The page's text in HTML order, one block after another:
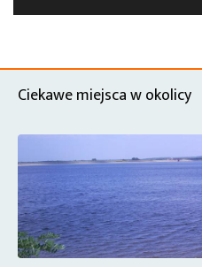
Ciekawe miejsca w okolicy